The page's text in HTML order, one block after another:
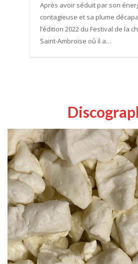
Après avoir séduit par son
contagieuse et sa plume
l’édition 2022 du Festival de la
Saint-Ambroise où il a…